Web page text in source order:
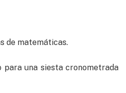
de matemáticas.
para una siesta cronometrada